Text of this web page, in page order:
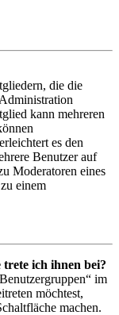
die die
kann mehreren
es den
Benutzer auf
Moderatoren eines
einem
ich ihnen bei?
im
möchtest,
machen.